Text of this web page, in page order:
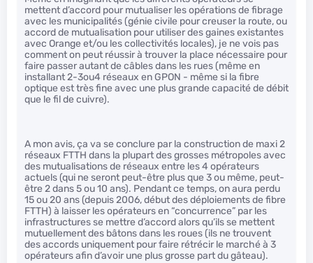
mettent d’accord pour mutualiser les opérations de fibrage
avec les municipalités (génie civile pour creuser la route, ou
accord de mutualisation pour utiliser des gaines existantes
avec Orange et/ou les collectivités locales), je ne vois pas
comment on peut réussir à trouver la place nécessaire pour
faire passer autant de câbles dans les rues (même en
installant 2-3ou4 réseaux en GPON - même si la fibre
optique est très fine avec une plus grande capacité de débit
que le fil de cuivre).
A mon avis, ça va se conclure par la construction de maxi 2
réseaux FTTH dans la plupart des grosses métropoles avec
des mutualisations de réseaux entre les 4 opérateurs
actuels (qui ne seront peut-être plus que 3 ou même, peut-
être 2 dans 5 ou 10 ans). Pendant ce temps, on aura perdu
15 ou 20 ans (depuis 2006, début des déploiements de fibre
FTTH) à laisser les opérateurs en “concurrence” par les
infrastructures se mettre d’accord alors qu’ils se mettent
mutuellement des bâtons dans les roues (ils ne trouvent
des accords uniquement pour faire rétrécir le marché à 3
opérateurs afin d’avoir une plus grosse part du gâteau).